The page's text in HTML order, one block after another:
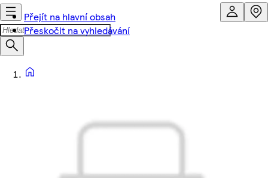
Přejít na hlavní obsah
Přeskočit na vyhledávání